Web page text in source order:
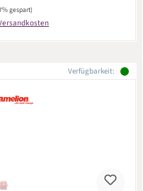
gespart)
Verfügbarkeit: